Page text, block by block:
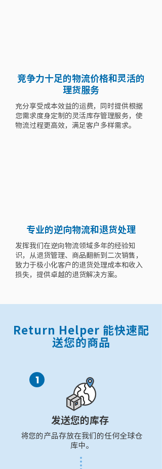
竞争力十足的物流价格和灵活的
理货服务
充分享受成本效益的运费，同时提供根据
您需求度身定制的灵活库存管理服务，使
物流过程更高效，满足客户多样需求。
专业的逆向物流和退货处理
发挥我们在逆向物流领域多年的经验知
识，从退货管理、商品翻新到二次销售，
致力于极小化客户的退货处理成本和收入
损失，提供卓越的退货解决方案。
Return Helper 能快速配
送您的商品
发送您的库存
将您的产品存放在我们的任何全球仓
库中。